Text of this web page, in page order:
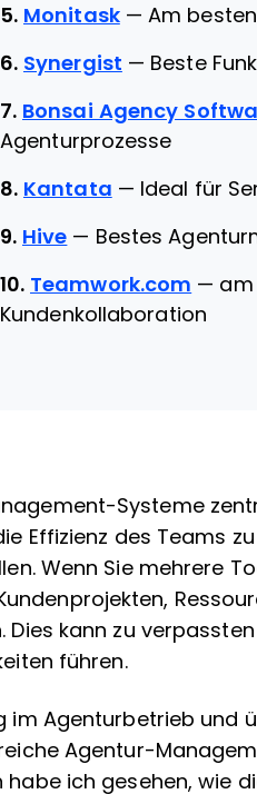
5. Monitask —Am
6. Synergist — Beste
7. Bonsai Agency
Agenturprozesse
8. Kantata — Ideal für
9. Hive — Bestes
10. Teamwork.com — am
Kundenkollaboration
Systeme
Effizienz des Teams
Wenn Sie mehrere
kann zu
führen.
im Agenturbetrieb und
Agentur-
ich gesehen, wie